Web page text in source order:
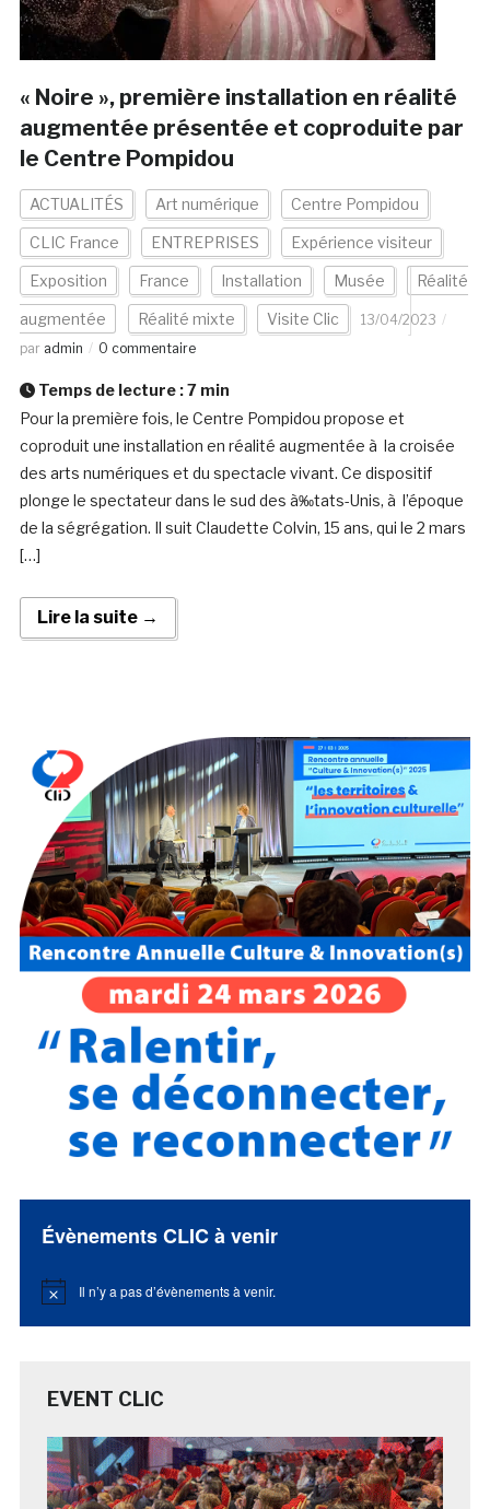
« Noire », première installation en réalité
augmentée présentée et coproduite par
le Centre Pompidou
ACTUALITÉS Art numérique Centre Pompidou
CLIC France ENTREPRISES Expérience visiteur
Exposition France Installation Musée Réalité
augmentée Réalité mixte Visite Clic
13/04/2023
par admin 0 commentaire
Temps de lecture :7 min
Pour la première fois, le Centre Pompidou propose et
coproduit une installation en réalité augmentée à la croisée
des arts numériques et du spectacle vivant. Ce dispositif
plonge le spectateur dans le sud des à‰tats-Unis, à l’époque
de la ségrégation. Il suit Claudette Colvin, 15 ans, qui le 2 mars
[…]
Lire la suite →
Évènements CLIC à venir
Notice Il n’y a pas d’évènements à venir.
EVENT CLIC